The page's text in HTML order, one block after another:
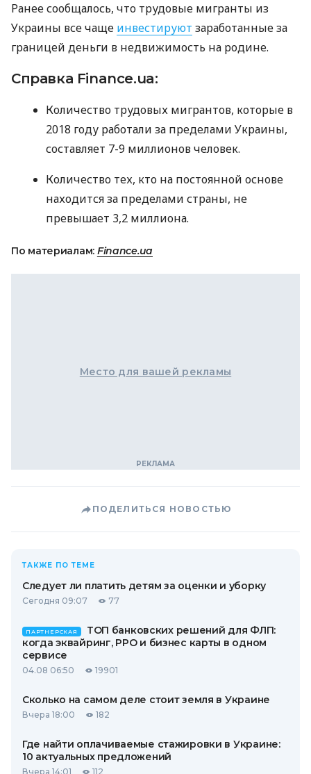
Ранее сообщалось, что трудовые мигранты из
Украины все чаще инвестируют заработанные за
границей деньги в недвижимость на родине.
Справка Finance.ua:
Количество трудовых мигрантов, которые в
2018 году работали за пределами Украины,
составляет 7-9 миллионов человек.
Количество тех, кто на постоянной основе
находится за пределами страны, не
превышает 3,2 миллиона.
По материалам: Finance.ua
Место для вашей рекламы
ПОДЕЛИТЬСЯ НОВОСТЬЮ
ТАКЖЕ ПО ТЕМЕ
Следует ли платить детям за оценки и уборку
Сегодня 09:07 77
ПАРТНЕРСКАЯ
ТОП банковских решений для ФЛП:
когда эквайринг, РРО и бизнес карты в одном
сервисе
04.08 06:50 19901
Сколько на самом деле стоит земля в Украине
Вчера 18:00 182
Где найти оплачиваемые стажировки в Украине:
10 актуальных предложений
Вчера 14:01 112